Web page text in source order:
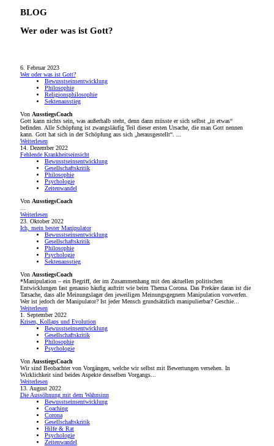
BLOG
Wer oder was ist Gott?
6. Februar 2023
Wer oder was ist Gott?
Bewusstseinsentwicklung
Philosophie
Religionsphilosophie
Sektenausstieg
Von AusstiegsCoach
Gott kann nichts sein, was außerhalb steht, denn dann müsste er sich selbst „in etwas“
befinden. Alle Schöpfung ist zwangsläufig Teil dieser ersten Ursache, die man Gott nennen
kann. Gott hat sich in der Schöpfung aus sich „herausgestellt“. ...
Weiterlesen
14. Dezember 2022
Fehlende Krankheitseinsicht
Bewusstseinsentwicklung
Gesellschaftskritik
Philosophie
Psychologie
Zeitenwandel
Von AusstiegsCoach
Weiterlesen
23. Oktober 2022
Ich, mein bester Manipulator
Bewusstseinsentwicklung
Gesellschaftskritik
Philosophie
Psychologie
Sektenausstieg
Von AusstiegsCoach
*Manipulation – ein Begriff, der im Zusammenhang mit den aktuellen politischen
Entwicklungen fast genauso häufig auftritt wie beim Thema Corona. Das Prekäre daran ist die
Tatsache, dass alle Meinungslager den jeweiligen Meinungsgegnern Manipulation vorwerfen.
Wer ist jedoch der Manipulator? Ist jeder Mensch grundsätzlich manipulierbar? Geschie...
Weiterlesen
1. September 2022
Krisen, Kollaps und Evolution
Bewusstseinsentwicklung
Gesellschaftskritik
Philosophie
Psychologie
Von AusstiegsCoach
Wir sind Beobachter von Vorgängen, welche wir selbst mit Bewertungen versehen. In
Wirklichkeit sind beides Aspekte desselben Vorgangs...
Weiterlesen
13. August 2022
Die Aussöhnung mit dem Wahnsinn
Bewusstseinsentwicklung
Coaching
Corona
Gesellschaftskritik
Hilfe & Rat
Psychologie
Zeitenwandel